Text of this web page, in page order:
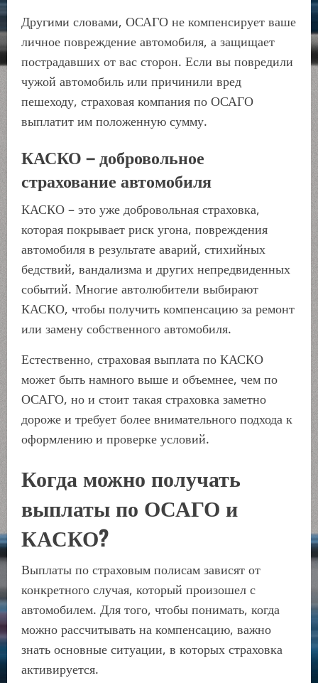
Другими словами, ОСАГО не компенсирует ваше
личное повреждение автомобиля, а защищает
пострадавших от вас сторон. Если вы повредили
чужой автомобиль или причинили вред
пешеходу, страховая компания по ОСАГО
выплатит им положенную сумму.
КАСКО – добровольное
страхование автомобиля
КАСКО – это уже добровольная страховка,
которая покрывает риск угона, повреждения
автомобиля в результате аварий, стихийных
бедствий, вандализма и других непредвиденных
событий. Многие автолюбители выбирают
КАСКО, чтобы получить компенсацию за ремонт
или замену собственного автомобиля.
Естественно, страховая выплата по КАСКО
может быть намного выше и объемнее, чем по
ОСАГО, но и стоит такая страховка заметно
дороже и требует более внимательного подхода к
оформлению и проверке условий.
Когда можно получать
выплаты по ОСАГО и
КАСКО?
Выплаты по страховым полисам зависят от
конкретного случая, который произошел с
автомобилем. Для того, чтобы понимать, когда
можно рассчитывать на компенсацию, важно
знать основные ситуации, в которых страховка
активируется.